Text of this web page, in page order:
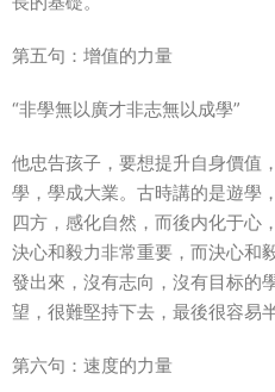
第五句：增值的力量
“非學無以廣才非志無以成學”
他忠告孩子，要想提升自身價值
學，學成大業。古時講的是遊學
四方，感化自然，而後内化于心
決心和毅力非常重要，而決心和
發出來，沒有志向，沒有目标的
望，很難堅持下去，最後很容易
第六句：速度的力量